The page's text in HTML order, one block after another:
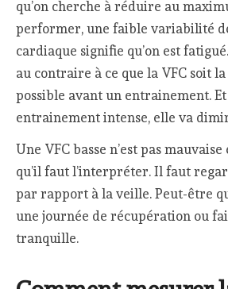
qu’on cherche à réduire au
performer, une faible variabilité
cardiaque signifie qu’on est
au contraire à ce que la VFC soit
possible avant un entrainement.
entrainement intense, elle va
Une VFC basse n’est pas mauvaise
qu’il faut l’interpréter. Il faut
par rapport à la veille. Peut-être
une journée de récupération ou
tranquille.